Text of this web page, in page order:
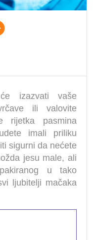
izazvati vaše
ili valovite
rijetka pasmina
imali priliku
sigurni da nećete
jesu male, ali
u tako
ljubitelji mačaka